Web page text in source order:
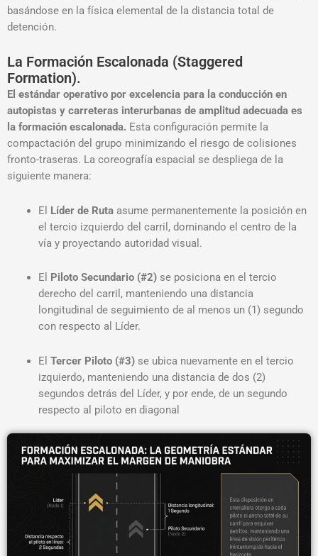
basándose en la física elemental de la distancia total de
detención.
La Formación Escalonada (Staggered
Formation).
El estándar operativo por excelencia para la conducción en
autopistas y carreteras interurbanas de amplitud adecuada es
la formación escalonada. Esta configuración permite la
compactación del grupo minimizando el riesgo de colisiones
fronto-traseras. La coreografía espacial se despliega de la
siguiente manera:
El Líder de Rutaasume permanentemente la posición en
el tercio izquierdo del carril, dominando el centro de la
vía y proyectando autoridad visual .
El Piloto Secundario (#2)se posiciona en el tercio
derecho del carril, manteniendo una distancia
longitudinal de seguimiento de al menos un (1) segundo
con respecto al Líder.
El Tercer Piloto (#3)se ubica nuevamente en el tercio
izquierdo, manteniendo una distancia de dos (2)
segundos detrás del Líder, y por ende, de un segundo
respecto al piloto en diagonal